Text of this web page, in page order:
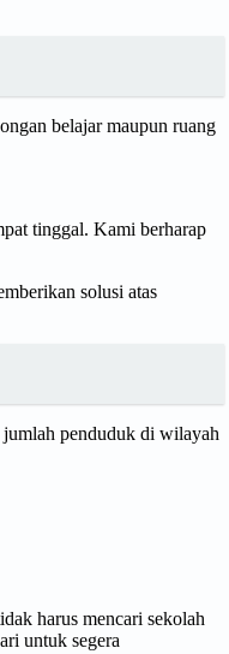
belajar maupun ruang
tinggal. Kami berharap
solusi atas
jumlah penduduk di wilayah
harus mencari sekolah
untuk segera